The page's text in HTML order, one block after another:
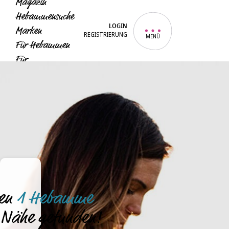
Magazin
Hebammensuche
Marken
Für Hebammen
Für
LOGIN
REGISTRIERUNG MENÜ
1 Hebamme
gefunden!